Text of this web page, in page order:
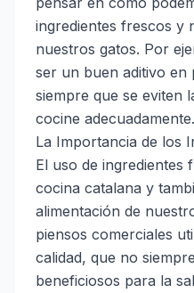
ingredientes frescos y
nuestros gatos. Por
ser un buen aditivo en
siempre que se eviten
cocine adecuadamente.
La Importancia de los
El uso de ingredientes
cocina catalana y
alimentación de
piensos comerciales
calidad, que no
beneficiosos para la